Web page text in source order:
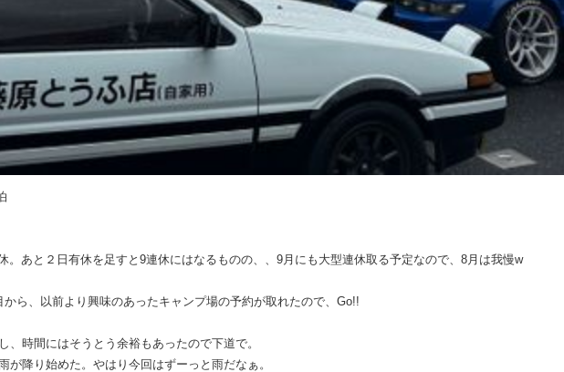
。あと２日有休を足すと9連休にはなるものの、、9月にも大型連休取る予定なので、8月は我慢w
から、以前より興味のあったキャンプ場の予約が取れたので、Go!!
、時間にはそうとう余裕もあったので下道で。
が降り始めた。やはり今回はずーっと雨だなぁ。